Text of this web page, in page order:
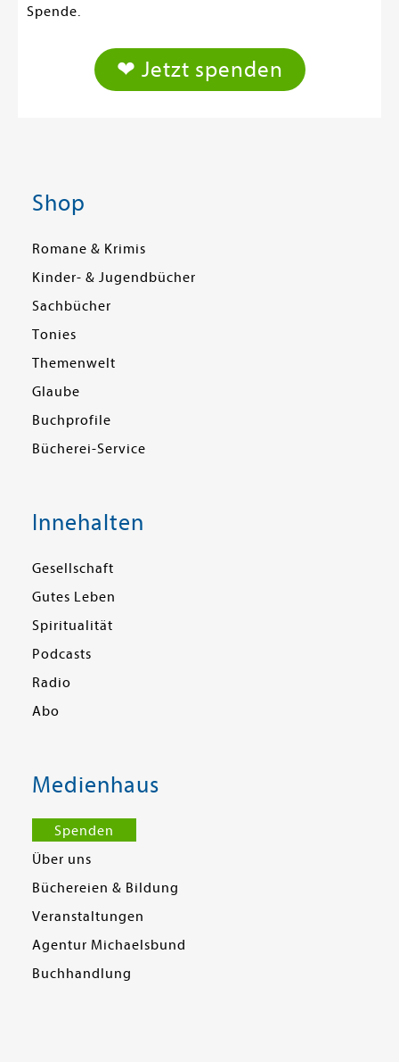
Spende.
❤ Jetzt spenden
Shop
Romane & Krimis
Kinder- & Jugendbücher
Sachbücher
Tonies
Themenwelt
Glaube
Buchprofile
Bücherei-Service
Innehalten
Gesellschaft
Gutes Leben
Spiritualität
Podcasts
Radio
Abo
Medienhaus
Spenden
Über uns
Büchereien & Bildung
Veranstaltungen
Agentur Michaelsbund
Buchhandlung